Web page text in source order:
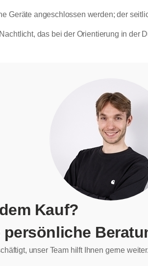
Geräte angeschlossen werden; der
das bei der Orientierung in der
Kauf?
unser Team hilft Ihnen gerne